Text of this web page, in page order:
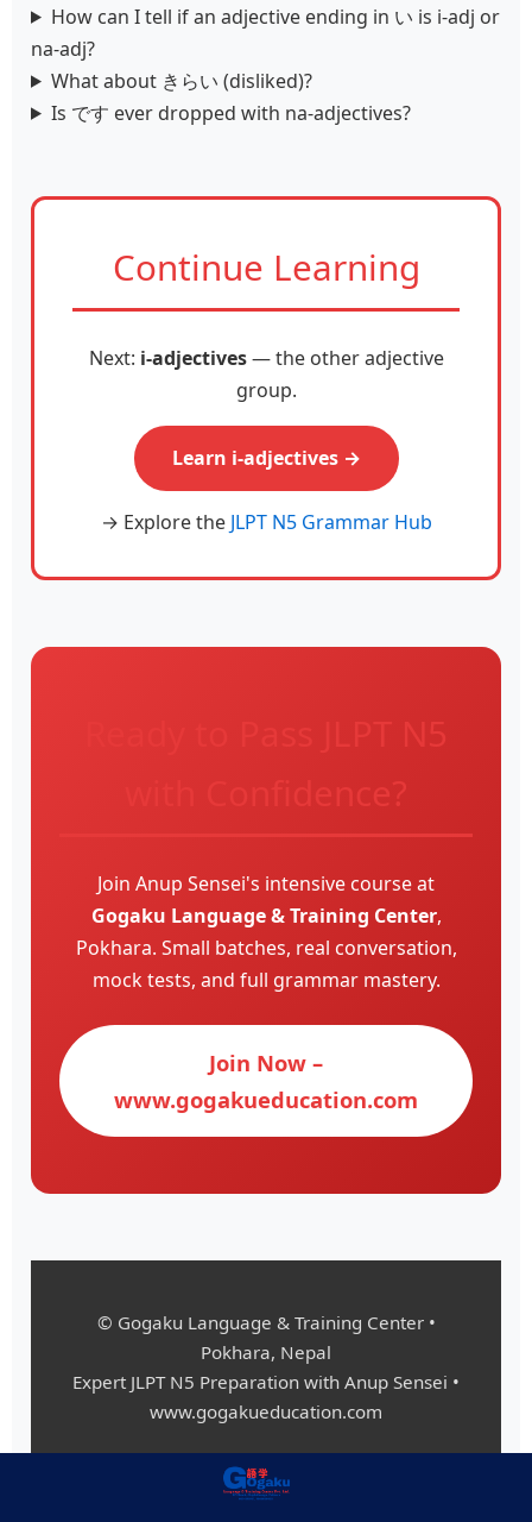
How can I tell if an adjective ending in い is i‑adj or
na‑adj?
What about きらい (disliked)?
Is です ever dropped with na‑adjectives?
Continue Learning
Next: i‑adjectives— the other adjective
group.
Learn i‑adjectives →
→ Explore the JLPT N5 Grammar Hub
Ready to Pass JLPT N5
with Confidence?
Join Anup Sensei's intensive course at
Gogaku Language & Training Center,
Pokhara. Small batches, real conversation,
mock tests, and full grammar mastery.
Join Now –
www.gogakueducation.com
© Gogaku Language & Training Center •
Pokhara, Nepal
Expert JLPT N5 Preparation with Anup Sensei •
www.gogakueducation.com